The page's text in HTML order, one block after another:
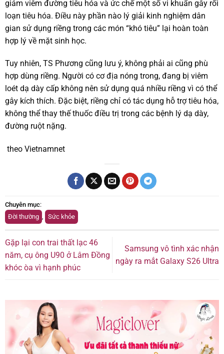
giảm viêm đường tiêu hóa và ức chế một số vi khuẩn gây rối
loạn tiêu hóa. Điều này phần nào lý giải kinh nghiệm dân
gian sử dụng riềng trong các món “khó tiêu” lại hoàn toàn
hợp lý về mặt sinh học.
Tuy nhiên, TS Phương cũng lưu ý, không phải ai cũng phù
hợp dùng riềng. Người có cơ địa nóng trong, đang bị viêm
loét dạ dày cấp không nên sử dụng quá nhiều riềng vì có thể
gây kích thích. Đặc biệt, riềng chỉ có tác dụng hỗ trợ tiêu hóa,
không thể thay thế thuốc điều trị trong các bệnh lý dạ dày,
đường ruột nặng.
theo Vietnamnet
Chuyên mục:
Đời thường
Sức khỏe
Gặp lại con trai thất lạc 46
năm, cụ ông U90 ở Lâm Đồng
khóc òa vì hạnh phúc
Samsung vô tình xác nhận
ngày ra mắt Galaxy S26 Ultra